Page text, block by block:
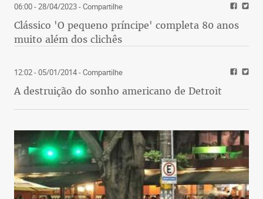
06:00 - 28/04/2023- Compartilhe
Clássico 'O pequeno príncipe' completa 80 anos
muito além dos clichês
12:02 - 05/01/2014- Compartilhe
A destruição do sonho americano de Detroit